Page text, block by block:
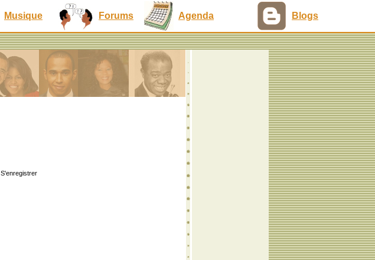
Musique Forums Agenda Blogs
S'enregistrer